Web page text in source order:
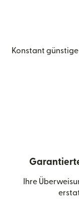
Konstant
Ihre